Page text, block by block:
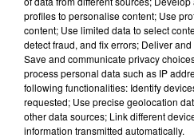
FIL D'ACTU
profiles to personalise content; Use
content; Use limited data to select
detect fraud, and fix errors; Deliver
Save and communicate privacy
process personal data such as IP
following functionalities: Identify
requested; Use precise geolocation
other data sources; Link different
information transmitted automatically.